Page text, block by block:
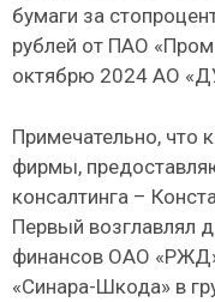
бумаги за
рублей от ПАО
октябрю 2024 АО
Примечательно, что
фирмы,
консалтинга –
Первый возглавлял
финансов ОАО
«Синара-Шкода» в